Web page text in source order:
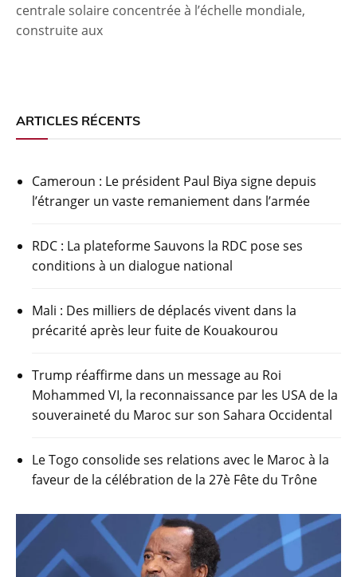
centrale solaire concentrée à l’échelle mondiale,
construite aux
ARTICLES RÉCENTS
Cameroun : Le président Paul Biya signe depuis
l’étranger un vaste remaniement dans l’armée
RDC : La plateforme Sauvons la RDC pose ses
conditions à un dialogue national
Mali : Des milliers de déplacés vivent dans la
précarité après leur fuite de Kouakourou
Trump réaffirme dans un message au Roi
Mohammed VI, la reconnaissance par les USA de la
souveraineté du Maroc sur son Sahara Occidental
Le Togo consolide ses relations avec le Maroc à la
faveur de la célébration de la 27è Fête du Trône